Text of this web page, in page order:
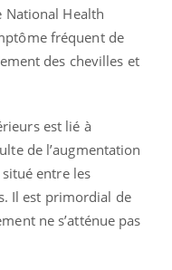
National Health
fréquent de
des chevilles et
est lié à
de l’augmentation
entre les
Il est primordial de
ne s’atténue pas